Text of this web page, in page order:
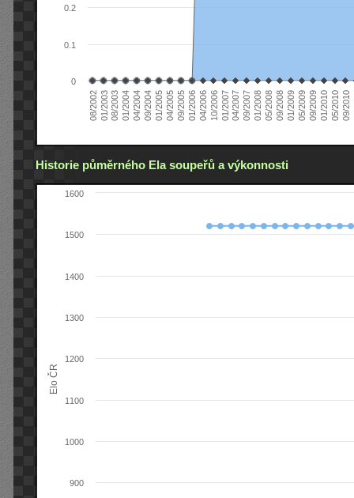
08/200201/200308/200301/200404/200409/200401/200504/200509/200501/200604/200610/200601/200704/200709/200701/200805/200809/200801/200905/200909/200901/201005/201009/2010
0
0.1
0.2
Historie půměrného Ela soupeřů a výkonnosti
Elo ČR
900
1000
1100
1200
1300
1400
1500
1600